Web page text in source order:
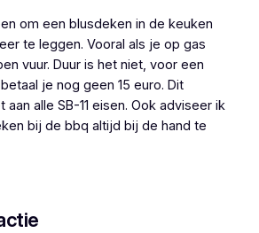
om een blusdeken in de keuken
te leggen. Vooral als je op gas
vuur. Duur is het niet, voor een
je nog geen 15 euro. Dit
alle SB-11 eisen. Ook adviseer ik
bij de bbq altijd bij de hand te